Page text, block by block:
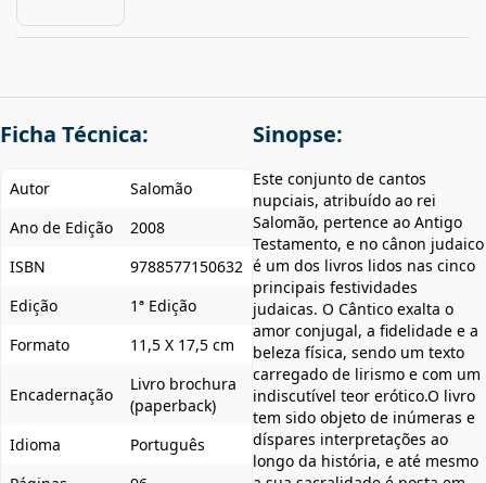
Ficha Técnica:
Autor
Salomão
Ano de Edição
2008
ISBN
9788577150632
Edição
1ª Edição
Formato
11,5 X 17,5 cm
Encadernação
Livro brochura
(paperback)
Idioma
Português
Sinopse:
Este conjunto de cantos
nupciais, atribuído ao rei
Salomão, pertence ao Antigo
Testamento, e no cânon judaico
é um dos livros lidos nas cinco
principais festividades
judaicas. O Cântico exalta o
amor conjugal, a fidelidade e a
beleza física, sendo um texto
carregado de lirismo e com um
indiscutível teor erótico.O livro
tem sido objeto de inúmeras e
díspares interpretações ao
longo da história, e até mesmo